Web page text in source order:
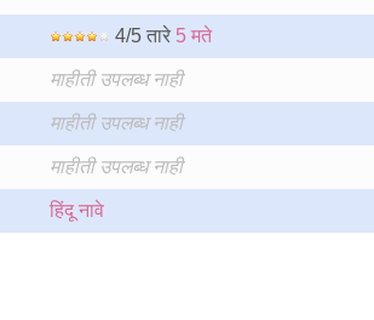
4/5 तारे 5 मते
माहीती उपलब्ध नाही
माहीती उपलब्ध नाही
माहीती उपलब्ध नाही
हिंदू नावे